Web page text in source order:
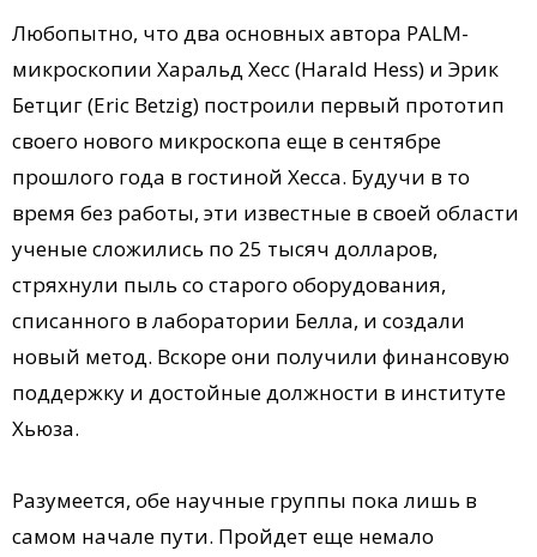
Любопытно, что два основных автора PALM-
микроскопии Харальд Хесс (Harald Hess) и Эрик
Бетциг (Eric Betzig) построили первый прототип
своего нового микроскопа еще в сентябре
прошлого года в гостиной Хесса. Будучи в то
время без работы, эти известные в своей области
ученые сложились по 25 тысяч долларов,
стряхнули пыль со старого оборудования,
списанного в лаборатории Белла, и создали
новый метод. Вскоре они получили финансовую
поддержку и достойные должности в институте
Хьюза.
Разумеется, обе научные группы пока лишь в
самом начале пути. Пройдет еще немало